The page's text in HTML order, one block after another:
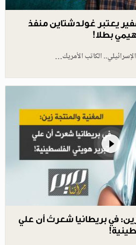
يعتبر غولدشتاين منفذ
بطلا!
الكاتب الأمريك…
في بريطانيا شعرتُ أن علي